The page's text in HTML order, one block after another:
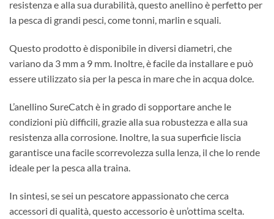
resistenza e alla sua durabilità, questo anellino è perfetto per
la pesca di grandi pesci, come tonni, marlin e squali.
Questo prodotto è disponibile in diversi diametri, che
variano da 3 mm a 9 mm. Inoltre, è facile da installare e può
essere utilizzato sia per la pesca in mare che in acqua dolce.
L’anellino SureCatch è in grado di sopportare anche le
condizioni più difficili, grazie alla sua robustezza e alla sua
resistenza alla corrosione. Inoltre, la sua superficie liscia
garantisce una facile scorrevolezza sulla lenza, il che lo rende
ideale per la pesca alla traina.
In sintesi, se sei un pescatore appassionato che cerca
accessori di qualità, questo accessorio è un’ottima scelta.